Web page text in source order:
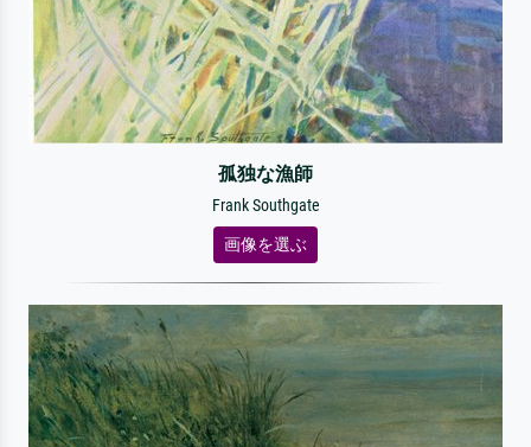
孤独な漁師
Frank Southgate
画像を選ぶ